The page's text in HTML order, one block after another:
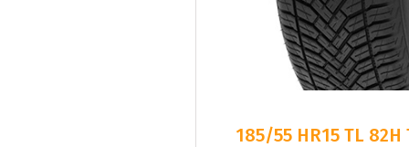
185/55 HR15 TL 82H